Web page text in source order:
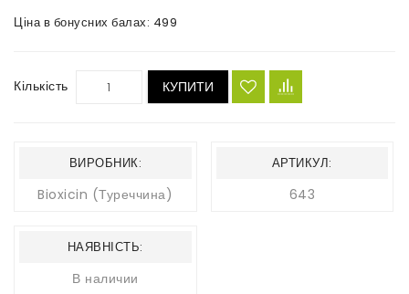
Ціна в бонусних балах: 499
Кількість КУПИТИ
ВИРОБНИК:
Bioxicin (Туреччина)
АРТИКУЛ:
643
НАЯВНІСТЬ:
В наличии